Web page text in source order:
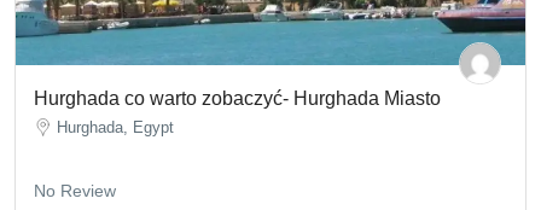
Hurghada co warto zobaczyć- Hurghada Miasto
Hurghada, Egypt
No Review